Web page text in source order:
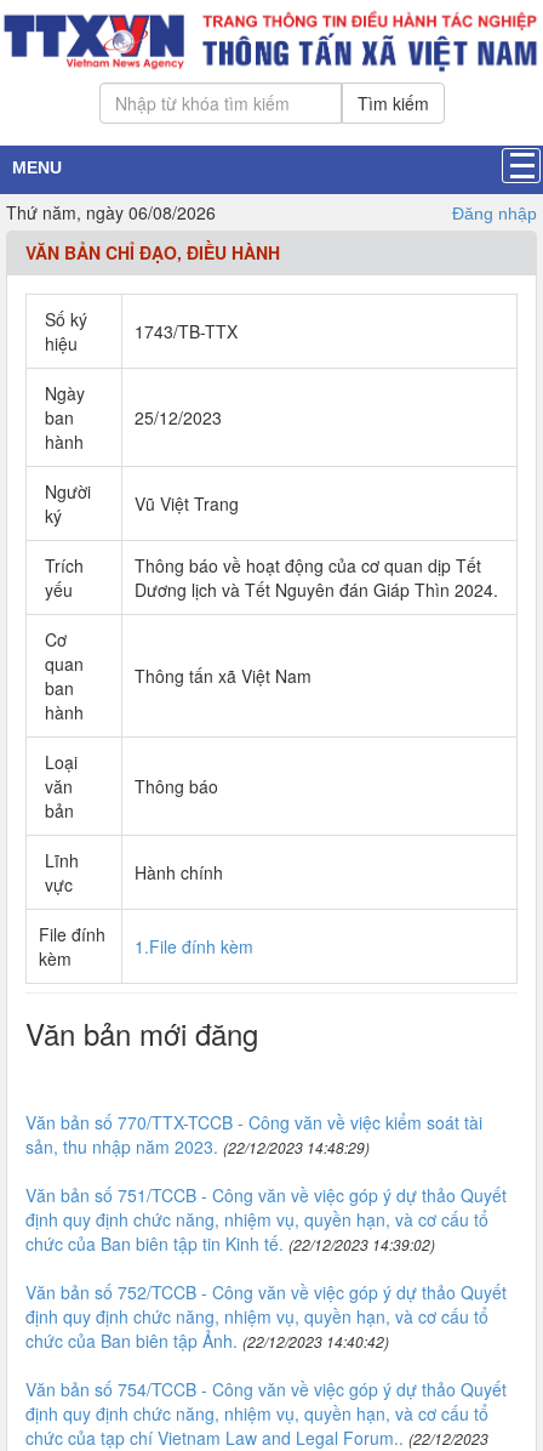
Tìm kiếm
MENU
Thứ năm, ngày 06/08/2026 Đăng nhập
VĂN BẢN CHỈ ĐẠO, ĐIỀU HÀNH
Số ký
hiệu
1743/TB-TTX
Ngày
ban
hành
25/12/2023
Người
ký
Vũ Việt Trang
Trích
yếu
Thông báo về hoạt động của cơ quan dịp Tết
Dương lịch và Tết Nguyên đán Giáp Thìn 2024.
Cơ
quan
ban
hành
Thông tấn xã Việt Nam
Loại
văn
bản
Thông báo
Lĩnh
vực
Hành chính
File đính
kèm
1.File đính kèm
Văn bản mới đăng
Văn bản số 770/TTX-TCCB - Công văn về việc kiểm soát tài
sản, thu nhập năm 2023. (22/12/2023 14:48:29)
Văn bản số 751/TCCB - Công văn về việc góp ý dự thảo Quyết
định quy định chức năng, nhiệm vụ, quyền hạn, và cơ cấu tổ
chức của Ban biên tập tin Kinh tế. (22/12/2023 14:39:02)
Văn bản số 752/TCCB - Công văn về việc góp ý dự thảo Quyết
định quy định chức năng, nhiệm vụ, quyền hạn, và cơ cấu tổ
chức của Ban biên tập Ảnh. (22/12/2023 14:40:42)
Văn bản số 754/TCCB - Công văn về việc góp ý dự thảo Quyết
định quy định chức năng, nhiệm vụ, quyền hạn, và cơ cấu tổ
chức của tạp chí Vietnam Law and Legal Forum.. (22/12/2023